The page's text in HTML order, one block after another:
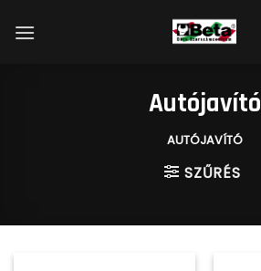
Autójavító
AUTÓJAVÍTÓ
SZŰRÉS